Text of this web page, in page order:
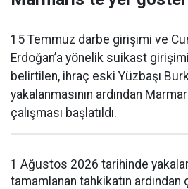
15 Temmuz darbe girişimi ve
Erdoğan’a yönelik suikast
belirtilen, ihraç eski Yüzbaşı
yakalanmasının ardından
çalışması başlatıldı.
1 Ağustos 2026 tarihinde
tamamlanan tahkikatın ardından